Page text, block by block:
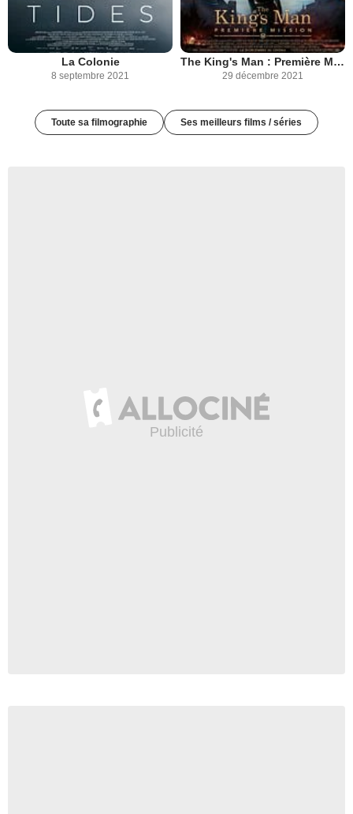
La Colonie
8 septembre 2021
The King's Man : Première Mission
29 décembre 2021
Toute sa filmographie Ses meilleurs films / séries